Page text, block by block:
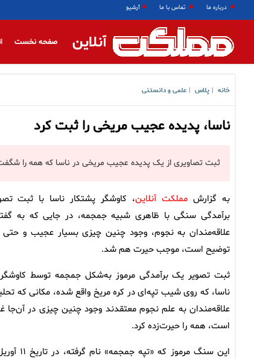
درباره ما تماس با ما آرشیو
آنلاین صفحه نخست
خانه پلاس علمی و دانستنی
ناسا، پدیده عجیب مریخی را ثبت کرد
ثبت تصاویری از یک پدیده عجیب مریخی در ناسا که همه را
به گزارش مملکت آنلاین، کاوشگر پشتکار ناسا با ثبت
برآمدگی سنگی با ظاهری شبیه جمجمه، در جایی که به
علاقه‌مندان به نجوم، وجود چنین چیزی بسیار عجیب و حتی
توضیح است، موجب حیرت هم شد.
ثبت تصویر یک برآمدگی مرموز به‌شکل جمجمه توسط
ناسا، که روی شیب تپه‌ای در کره مریخ واقع شده، مکانی که
علاقه‌مندان به علم نجوم معتقدند وجود چنین چیزی در آن‌جا
است، همه را حیرت‌زده کرد.
این سنگ مرموز که